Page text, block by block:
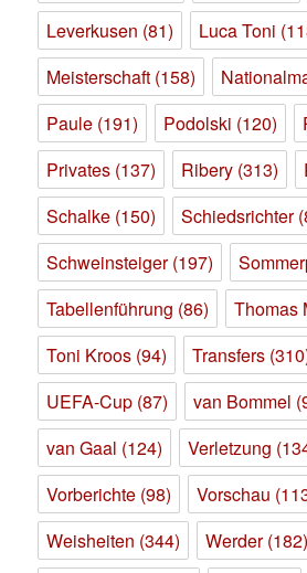
Leverkusen (81) Luca Toni
Meisterschaft (158)
Paule (191) Podolski (120)
Privates (137) Ribery (313)
Schalke (150) Schiedsrichter
Schweinsteiger(197)
Tabellenführung (86) Thomas
Toni Kroos (94) Transfers
UEFA-Cup (87) van Bommel
van Gaal (124) Verletzung
Vorberichte (98) Vorschau
Weisheiten (344) Werder(182)